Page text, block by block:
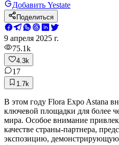
Добавить Yestate
Поделиться
9 апреля 2025 г.
75.1k
4.3k
17
1.7k
В этом году Flora Expo Astana
ключевой площадки для более
мира. Особое внимание
качестве страны-партнера,
экспозицию, демонстрирующую